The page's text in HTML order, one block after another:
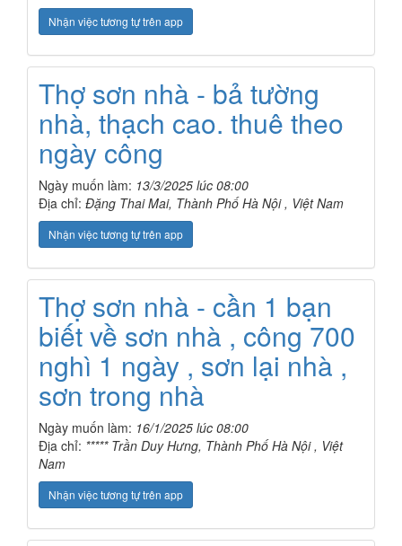
Nhận việc tương tự trên app
Thợ sơn nhà - bả tường
nhà, thạch cao. thuê theo
ngày công
Ngày muốn làm: 13/3/2025 lúc 08:00
Địa chỉ: Đặng Thai Mai, Thành Phố Hà Nội , Việt Nam
Nhận việc tương tự trên app
Thợ sơn nhà - cần 1 bạn
biết về sơn nhà , công 700
nghì 1 ngày , sơn lại nhà ,
sơn trong nhà
Ngày muốn làm: 16/1/2025 lúc 08:00
Địa chỉ: ***** Trần Duy Hưng, Thành Phố Hà Nội , Việt
Nam
Nhận việc tương tự trên app